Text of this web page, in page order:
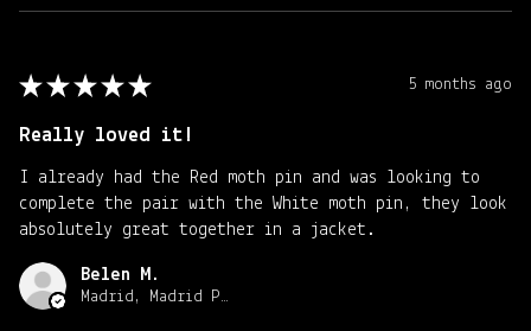
★ ★ ★ ★ ★ 5 months ago
Really loved it!
I already had the Red moth pin and was looking to
complete the pair with the White moth pin, they look
absolutely great together in a jacket.
Belen M.
Madrid, Madrid Province